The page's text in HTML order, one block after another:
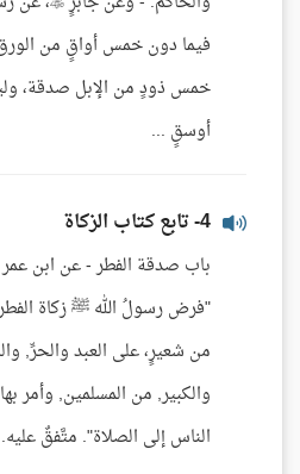
فيما دون خمس أواقٍ من
خمس ذودٍ من الإبل صدقة،
أوسقٍ ...
4- تابع كتاب الزكاة
باب صدقة الفطر - عن ابن عمر
"فرض رسولُ الله ﷺ زكاة
من شعيرٍ، على العبد والحرِّ,
والكبير, من المسلمين, وأمر
الناس إلى الصلاة". متَّفقٌ